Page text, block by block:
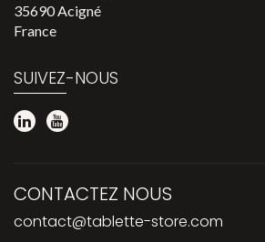
35690 Acigné
France
SUIVEZ-NOUS
CONTACTEZ NOUS
contact@tablette-store.com